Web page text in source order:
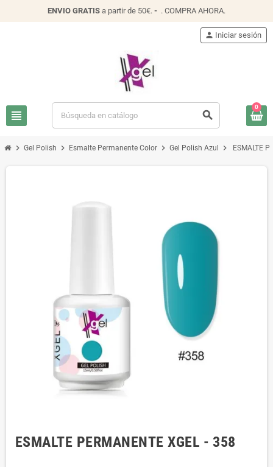
ENVIO GRATIS a partir de 50€. - . COMPRA AHORA.
view_headline search
person Iniciar sesión
0
chevron_right Gel Polish chevron_right Esmalte Permanente Color chevron_right Gel Polish Azul chevron_right ESMALTE
ESMALTE PERMANENTE XGEL - 358